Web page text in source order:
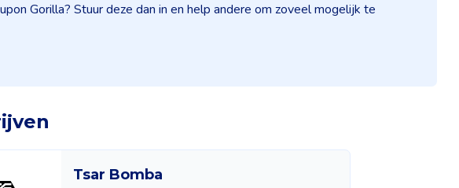
Gorilla? Stuur deze dan in en help andere om zoveel mogelijk te
Tsar Bomba